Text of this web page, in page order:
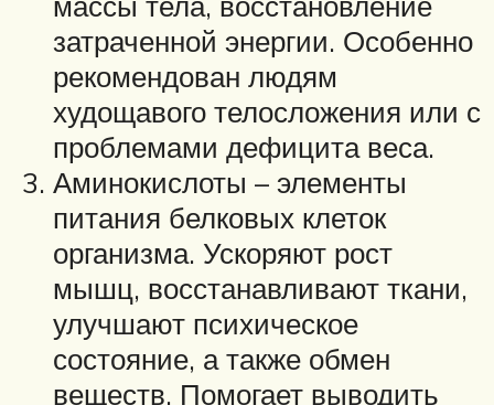
затраченной энергии. Особенно
рекомендован людям
худощавого телосложения или с
проблемами дефицита веса.
Аминокислоты – элементы
питания белковых клеток
организма. Ускоряют рост
мышц, восстанавливают ткани,
улучшают психическое
состояние, а также обмен
веществ. Помогает выводить